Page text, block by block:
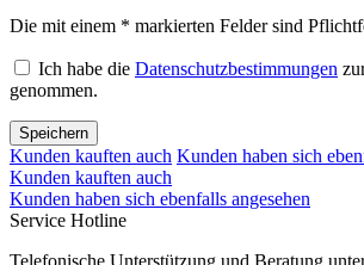
Die mit einem * markierten Felder sind
Ich habe die Datenschutzbestimmungen
genommen.
Speichern
Kunden kauften auch Kunden haben sich
Kunden kauften auch
Kunden haben sich ebenfalls angesehen
Service Hotline
Telefonische Unterstützung und Beratung